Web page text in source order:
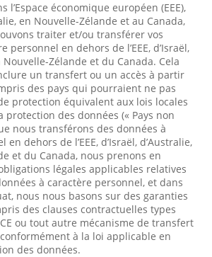
l’Espace économique européen (EEE),
en Nouvelle-Zélande et au Canada,
traiter et/ou transférer vos
personnel en dehors de l’EEE, d’Israël,
Nouvelle-Zélande et du Canada. Cela
un transfert ou un accès à partir
des pays qui pourraient ne pas
protection équivalent aux lois locales
protection des données (« Pays non
nous transférons des données à
dehors de l’EEE, d’Israël, d’Australie,
et du Canada, nous prenons en
légales applicables relatives
à caractère personnel, et dans
nous nous basons sur des garanties
des clauses contractuelles types
ou tout autre mécanisme de transfert
à la loi applicable en
des données.